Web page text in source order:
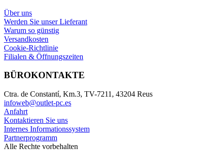
Über uns
Werden Sie unser Lieferant
Warum so günstig
Versandkosten
Cookie-Richtlinie
Filialen & Öffnungszeiten
BÜROKONTAKTE
Ctra. de Constantí, Km.3, TV-7211, 43204 Reus
infoweb@outlet-pc.es
Anfahrt
Kontaktieren Sie uns
Internes Informationssystem
Partnerprogramm
Alle Rechte vorbehalten